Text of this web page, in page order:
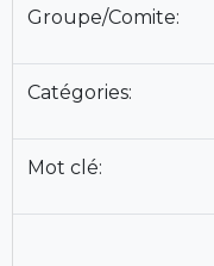
Groupe/Comite:
Catégories:
Mot clé: